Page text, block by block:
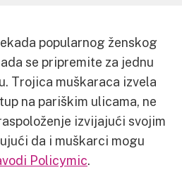
popularnog ženskog
se pripremite za jednu
Trojica muškaraca izvela
na pariškim ulicama, ne
izvijajući svojim
da i muškarci mogu
Policymic.